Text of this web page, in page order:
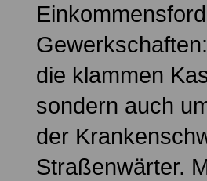
die klammen
sondern auch
der
Straßenwärter.